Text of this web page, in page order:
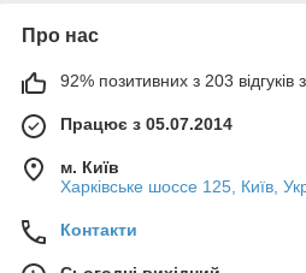
Про нас
92% позитивних з 203 відгуків
Працює з 05.07.2014
м. Київ
Харківське шоссе 125, Київ,
Контакти